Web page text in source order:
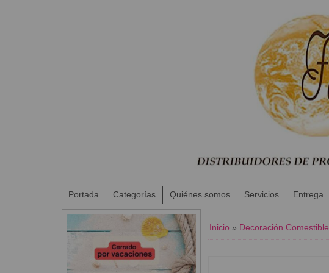
Portada Categorías Quiénes somos Servicios Entrega
Inicio » Decoración Comestible